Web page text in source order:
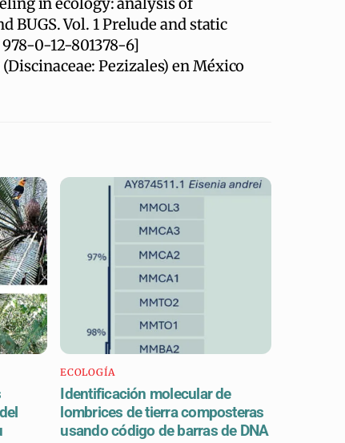
in ecology: analysis of
BUGS. Vol. 1 Prelude and static
0-12-801378-6]
Pezizales) en México
ECOLOGÍA
Identificación molecular de
lombrices de tierra composteras
usando código de barras de DNA